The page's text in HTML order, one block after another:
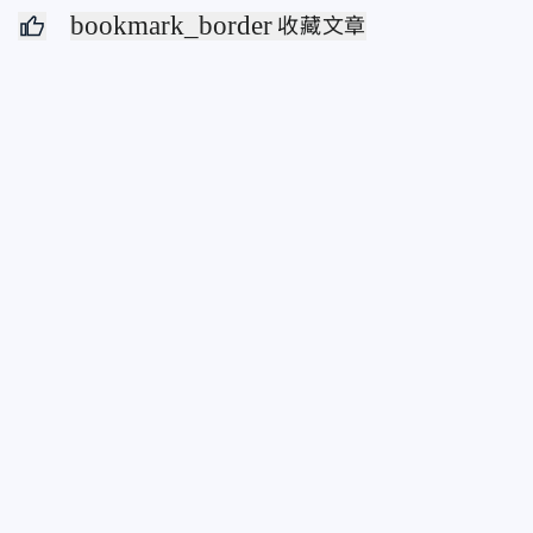
bookmark_border 收藏文章